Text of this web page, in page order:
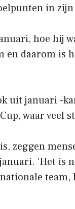
in
hoe hij
en daarom is
uit januari -
waar veel
zeggen
‘Het is